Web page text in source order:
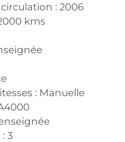
: 2006
kms
: Manuelle
3